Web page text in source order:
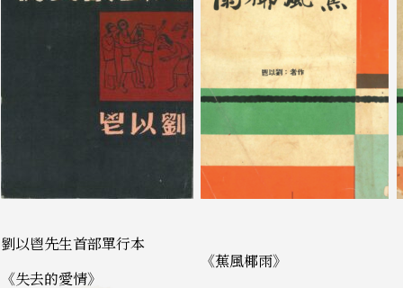
劉以鬯先生首部單行本
《失去的愛情》
《蕉風椰雨》